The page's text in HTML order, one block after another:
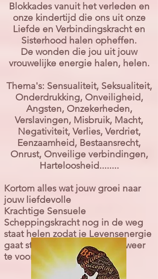
Blokkades vanuit het verleden en
onze kindertijd die ons uit onze
Liefde en Verbindingskracht en
Sisterhood halen opheffen.
De wonden die jou uit jouw
vrouwelijke energie halen, helen.​
Thema's: Sensualiteit, Seksualiteit,
Onderdrukking, Onveiligheid,
Angsten, Onzekerheden,
Verslavingen, Misbruik, Macht,
Negativiteit, Verlies, Verdriet,
Eenzaamheid, Bestaansrecht,
Onrust, Onveilige verbindingen,
Harteloosheid........
Kortom alles wat jouw groei naar
jouw liefdevolle
Krachtige Sensuele
Scheppingskracht nog in de weg
staat helen zodat je Levensenergie
gaat stromen en je pure zelf weer
te voorschijn komt.